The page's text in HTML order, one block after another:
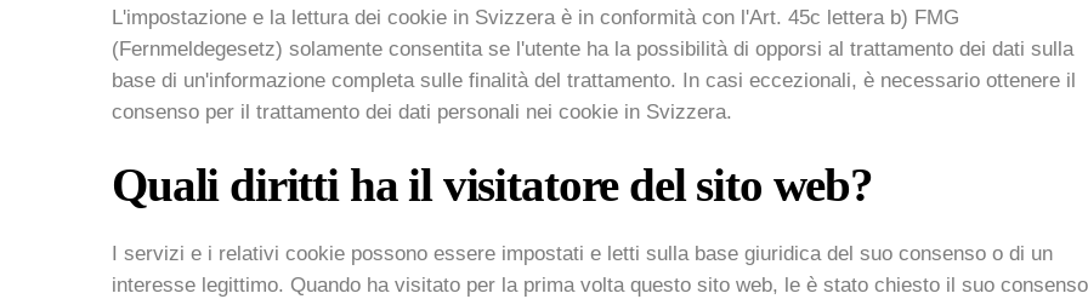
L'impostazione e la lettura dei cookie in Svizzera è in conformità con l'Art. 45c lettera b) FMG
(Fernmeldegesetz) solamente consentita se l'utente ha la possibilità di opporsi al trattamento dei dati sulla
base di un'informazione completa sulle finalità del trattamento. In casi eccezionali, è necessario ottenere il
consenso per il trattamento dei dati personali nei cookie in Svizzera.
Quali diritti ha il visitatore del sito web?
I servizi e i relativi cookie possono essere impostati e letti sulla base giuridica del suo consenso o di un
interesse legittimo. Quando ha visitato per la prima volta questo sito web, le è stato chiesto il suo